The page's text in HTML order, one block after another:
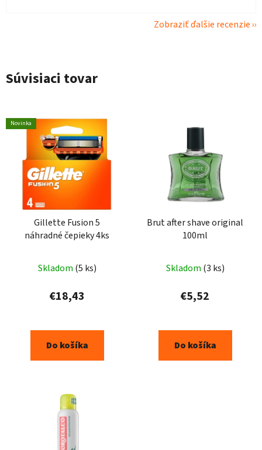
Zobraziť ďalšie recenzie
Súvisiaci tovar
Novinka
Gillette Fusion 5
náhradné čepieky 4ks
Skladom (5 ks)
€18,43
Do košíka
Brut after shave original
100ml
Skladom (3 ks)
€5,52
Do košíka